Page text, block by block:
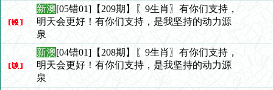
新澳[05错01]【209期】〖9生肖〗有你们支持，
明天会更好！有你们支持，是我坚持的动力源
泉
新澳[04错01]【208期】〖9生肖〗有你们支持，
明天会更好！有你们支持，是我坚持的动力源
泉